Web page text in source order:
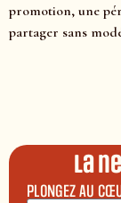
promotion, une
partager sans
La
PLONGEZ AU